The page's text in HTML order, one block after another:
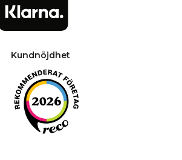
Kundnöjdhet